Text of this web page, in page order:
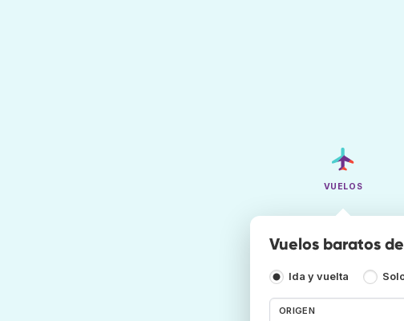
VUELOS
Vuelos baratos
Ida y vuelta
ORIGEN